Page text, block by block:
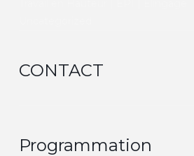
CONTACT
Programmation